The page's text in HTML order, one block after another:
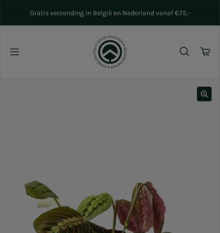
Gratis verzending in België en Nederland vanaf €75,-